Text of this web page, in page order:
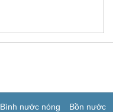
Bình nước nóng Bồn nước